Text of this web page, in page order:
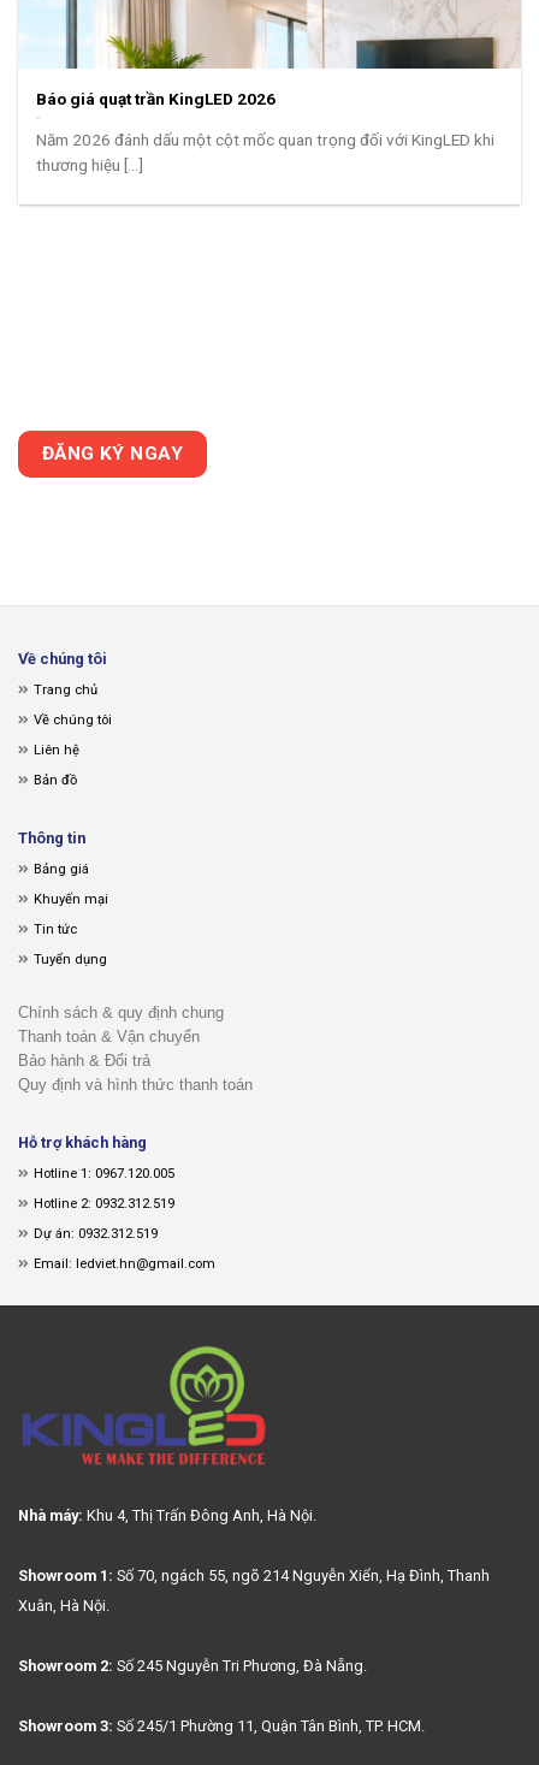
Báo giá quạt trần KingLED 2026
Năm 2026 đánh dấu một cột mốc quan trọng đối với KingLED khi
thương hiệu [...]
ĐĂNG KÝ NGAY
Về chúng tôi
Trang chủ
Về chúng tôi
Liên hệ
Bản đồ
Thông tin
Bảng giá
Khuyến mại
Tin tức
Tuyển dụng
Chính sách & quy định chung
Thanh toán & Vận chuyển
Bảo hành & Đổi trả
Quy định và hình thức thanh toán
Hỗ trợ khách hàng
Hotline 1: 0967.120.005
Hotline 2: 0932.312.519
Dự án: 0932.312.519
Email: ledviet.hn@gmail.com
Nhà máy: Khu 4, Thị Trấn Đông Anh, Hà Nội.
Showroom 1: Số 70, ngách 55, ngõ 214 Nguyễn Xiển, Hạ Đình, Thanh
Xuân, Hà Nội.
Showroom 2: Số 245 Nguyễn Tri Phương, Đà Nẵng.
Showroom 3: Số 245/1 Phường 11, Quận Tân Bình, TP. HCM.